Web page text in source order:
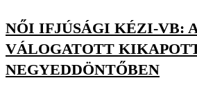
NŐI IFJÚSÁGI KÉZI-VB:
VÁLOGATOTT
NEGYEDDÖNTŐBEN